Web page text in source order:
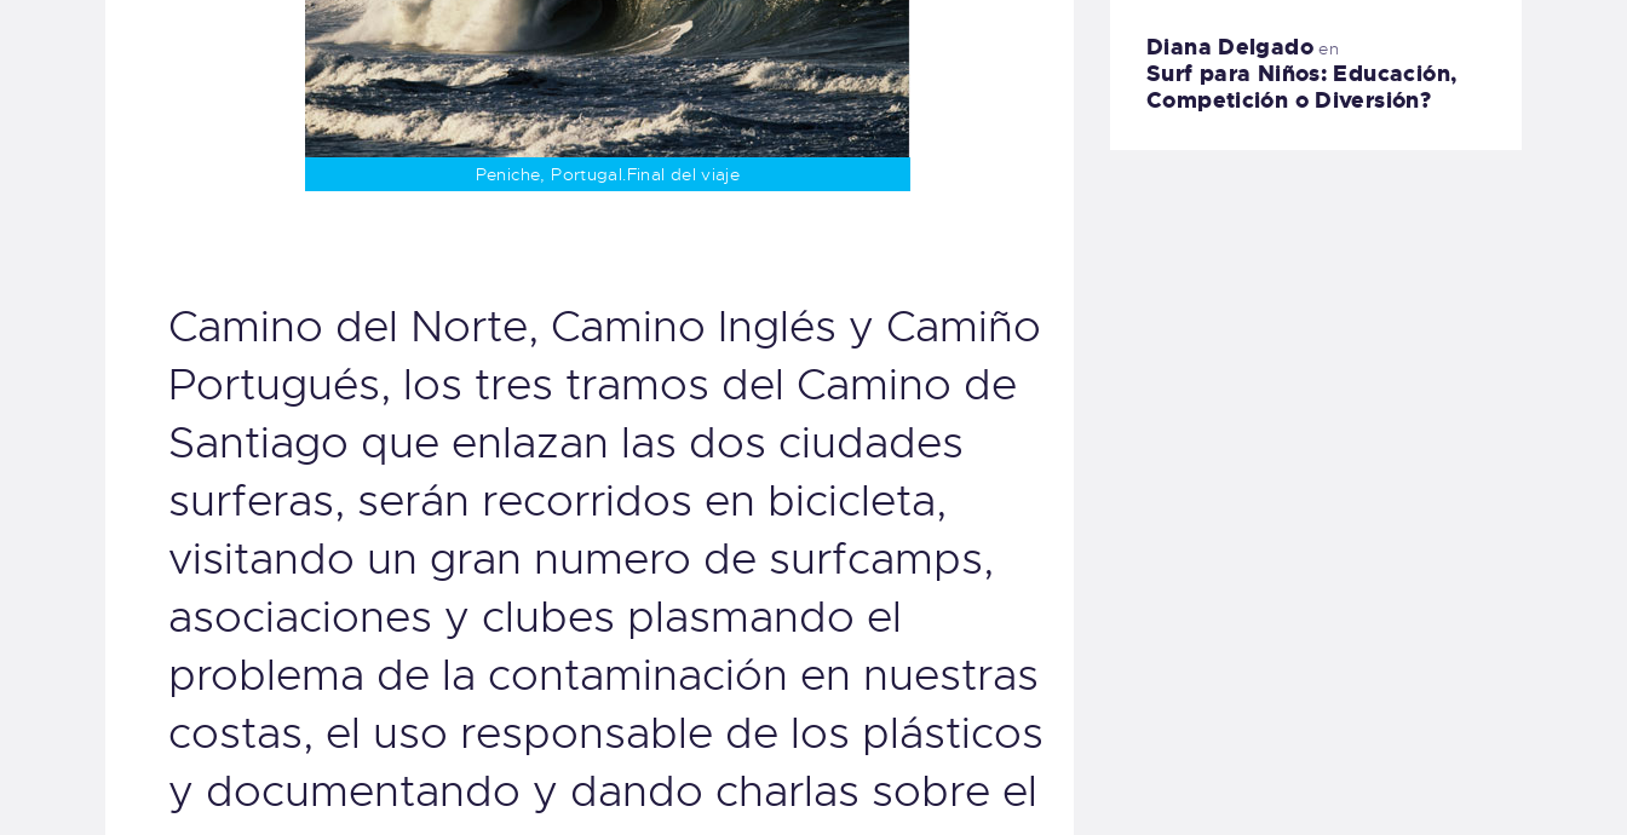
Peniche, Portugal.Final del viaje
Camino del Norte, Camino Inglés y Camiño
Portugués, los tres tramos del Camino de
Santiago que enlazan las dos ciudades
surferas, serán recorridos en bicicleta,
visitando un gran numero de surfcamps,
asociaciones y clubes plasmando el
problema de la contaminación en nuestras
costas, el uso responsable de los plásticos
y documentando y dando charlas sobre el
Diana Delgadoen
Surf para Niños: Educación,
Competición o Diversión?